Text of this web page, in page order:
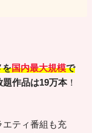
を国内最大規模で
題作品は19万本 ！
エティ番組も充